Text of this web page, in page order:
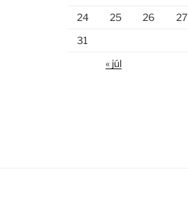
24
25 26 27
31
« júl